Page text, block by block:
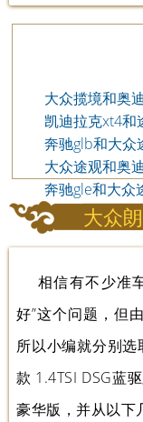
大众揽境和奥迪
q5哪个好
凯迪拉克xt4和
观l哪个好
奔驰glb和大众
观l选哪个
大众途观和奥迪
q5哪个好
奔驰gle和大众
锐哪个更好
大众
相信有不少准
好”这个问题，但
所以小编就分别
款 1.4TSI DSG蓝
豪华版，并从以下